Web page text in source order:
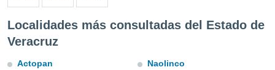
la
calidad.
a este
Localidades más consultadas del Estado de
Veracruz
Actopan
Naolinco